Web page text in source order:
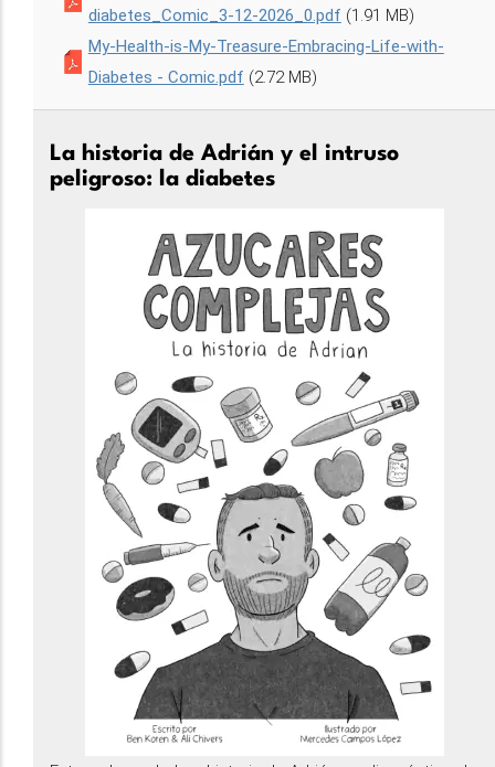
diabetes_Comic_3-12-2026_0.pdf (1.91 MB)
My-Health-is-My-Treasure-Embracing-Life-with-
Diabetes - Comic.pdf (2.72 MB)
La historia de Adrián y el intruso
peligroso: la diabetes